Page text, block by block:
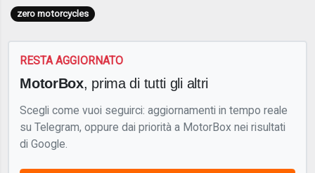
zero motorcycles
RESTA AGGIORNATO
MotorBox, prima di tutti gli altri
Scegli come vuoi seguirci: aggiornamenti in tempo reale
su Telegram, oppure dai priorità a MotorBox nei risultati
di Google.